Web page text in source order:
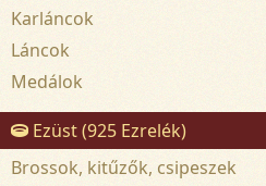
Karláncok
Láncok
Medálok
Ezüst (925 Ezrelék)
Brossok, kitűzők, csipeszek